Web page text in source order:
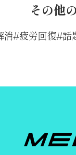
その他
消 疲労回復 話